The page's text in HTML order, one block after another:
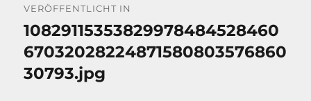
VERÖFFENTLICHT IN
10829115353829978484528460
67032028224871580803576860
30793.jpg